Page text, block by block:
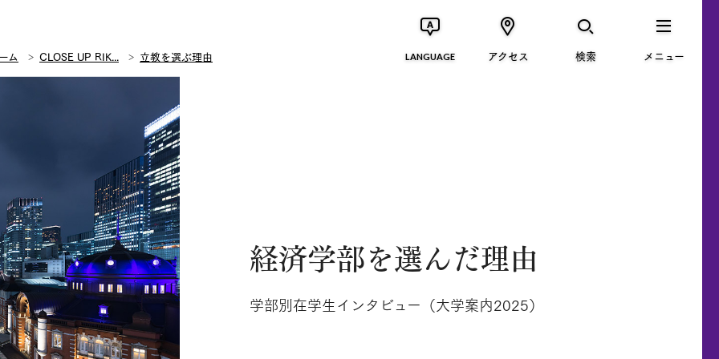
ム CLOSE UP RIK... 立教を選ぶ理由 LANGUAGE アクセス 検索 メニュー
経済学部を選んだ理由
学部別在学生インタビュー（大学案内2025）